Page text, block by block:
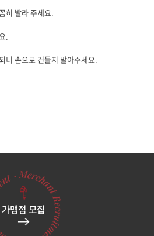
히 발라 주세요.
.
니 손으로 건들지 말아주세요.
가맹점 모집